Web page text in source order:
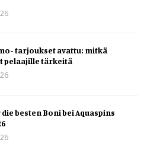
tarjoukset avattu: mitkä
pelaajille tärkeitä
besten Boni bei Aquaspins